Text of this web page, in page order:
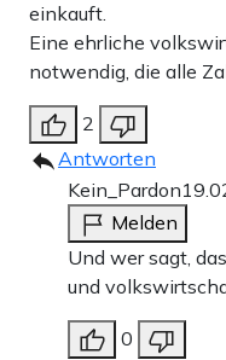
einkauft.
Eine ehrliche
notwendig, die alle
2
Antworten
Kein_Pardon
Melden
Und wer sagt,
und
0